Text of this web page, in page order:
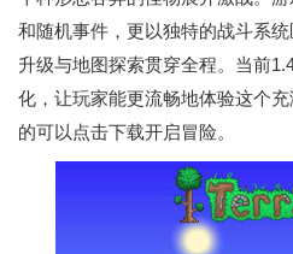
和随机事件，更以独特的战斗系
升级与地图探索贯穿全程。当前
化，让玩家能更流畅地体验这个
的可以点击下载开启冒险。